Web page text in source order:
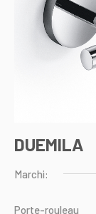
DUEMILA
Marchi:
Porte-rouleau